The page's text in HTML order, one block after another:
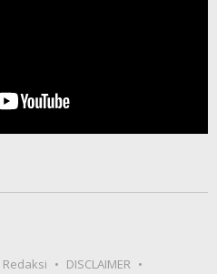
Redaksi
DISCLAIMER